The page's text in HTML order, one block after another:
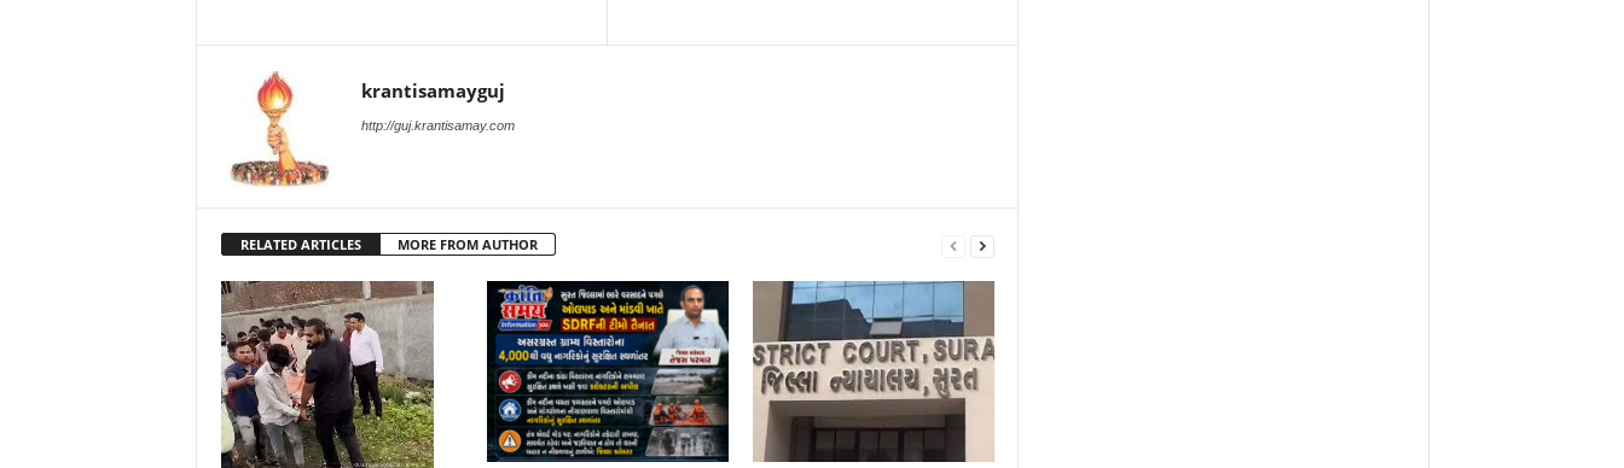
krantisamayguj
http://guj.krantisamay.com
RELATED ARTICLES MORE FROM AUTHOR